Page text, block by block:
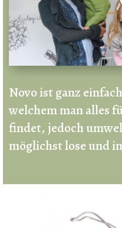
Novo ist ganz
welchem man alles
findet, jedoch
möglichst lose und